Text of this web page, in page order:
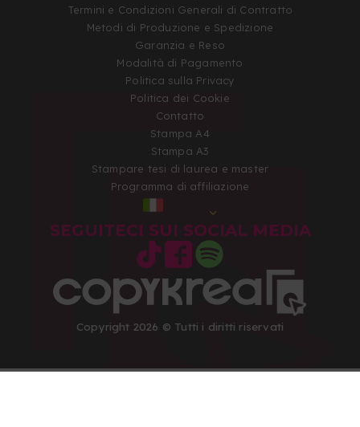
Termini e Condizioni Generali di Contratto
Metodi di Produzione e Spedizione
Garanzia e Reso
Modalità di Pagamento
Politica sulla Privacy
Politica dei Cookie
Contatto
Stampa A4
Stampa A3
Stampare tesi di laurea e master
Programma di affiliazione
SEGUITECI SUI SOCIAL MEDIA
Copyright 2026 © Tutti i diritti riservati